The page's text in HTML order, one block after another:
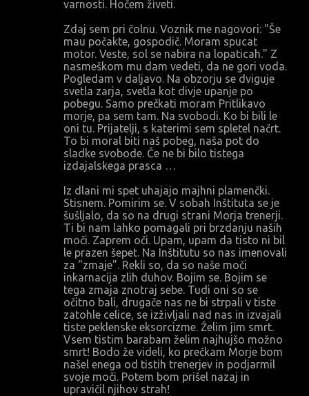
varnosti. Hočem živeti.
Zdaj sem pri čolnu. Voznik me nagovori: "Še
mau počakte, gospodič. Moram spucat
motor. Veste, sol se nabira na lopaticah." Z
nasmeškom mu dam vedeti, da ne gori voda.
Pogledam v daljavo. Na obzorju se dviguje
svetla zarja, svetla kot divje upanje po
pobegu. Samo prečkati moram Pritlikavo
morje, pa sem tam. Na svobodi. Ko bi bili le
oni tu. Prijatelji, s katerimi sem spletel načrt.
To bi moral biti naš pobeg, naša pot do
sladke svobode. Če ne bi bilo tistega
izdajalskega prasca …
Iz dlani mi spet uhajajo majhni plamenčki.
Stisnem. Pomirim se. V sobah Inštituta se je
šušljalo, da so na drugi strani Morja trenerji.
Ti bi nam lahko pomagali pri brzdanju naših
moči. Zaprem oči. Upam, upam da tisto ni bil
le prazen šepet. Na Inštitutu so nas imenovali
za "zmaje". Rekli so, da so naše moči
inkarnacija zlih duhov. Bojim se. Bojim se
tega zmaja znotraj sebe. Tudi oni so se
očitno bali, drugače nas ne bi strpali v tiste
zatohle celice, se izživljali nad nas in izvajali
tiste peklenske eksorcizme. Želim jim smrt.
Vsem tistim barabam želim najhujšo možno
smrt! Bodo že videli, ko prečkam Morje bom
našel enega od tistih trenerjev in podjarmil
svoje moči. Potem bom prišel nazaj in
upravičil njihov strah!